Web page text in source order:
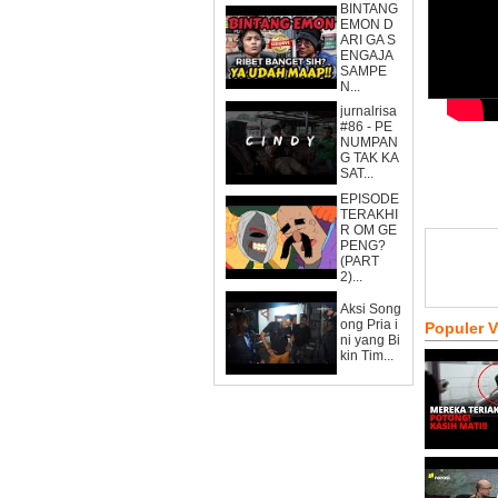
BINTANG
EMON D
ARI GA S
ENGAJA
SAMPE
N...
jurnalrisa
#86 - PE
NUMPAN
G TAK KA
SAT...
EPISODE
TERAKHI
R OM GE
PENG?
(PART
2)...
Aksi Song
ong Pria i
ni yang Bi
kin Tim...
Populer